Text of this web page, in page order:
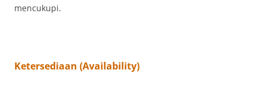
mencukupi.
Ketersediaan (Availability)